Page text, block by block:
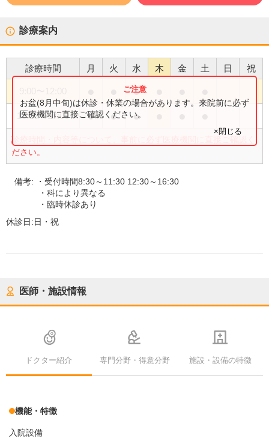
診療案内
診療時間 月 火 水 木 金 土 日 祝
●
13:00〜17:00 ● ● ●
診療時間・内容等について、事前に必ず医療機関に直接ご確認く
ださい。
お盆(8月中旬)は休診・休業の場合があります。来院前に必ず
医療機関に直接ご確認ください。
×閉じる
備考:
・受付時間8:30～11:30 12:30～16:30
・科により異なる
・臨時休診あり
休診日:日・祝
医師・施設情報
ドクター紹介 専門分野・得意分野 施設・設備の特徴
機能・特徴
入院設備